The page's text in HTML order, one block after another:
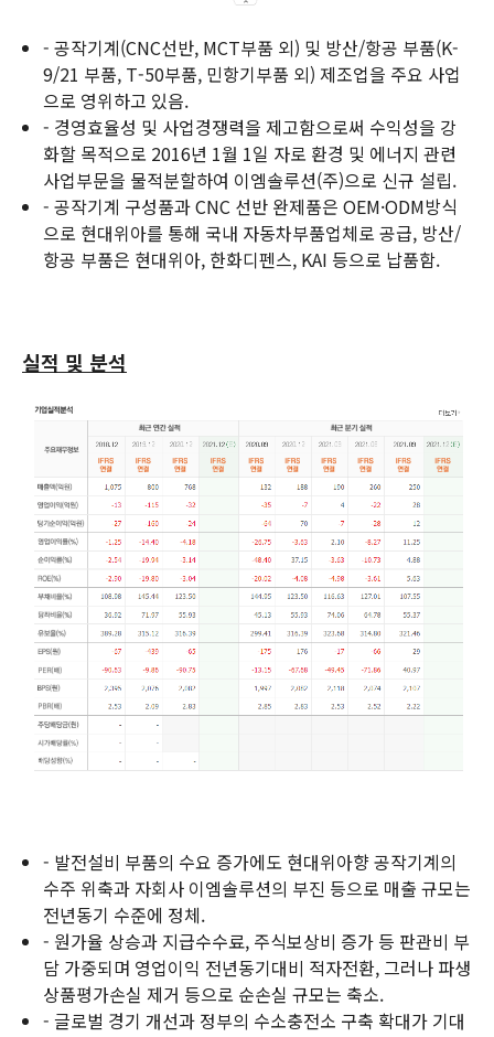
- 공작기계(CNC선반, MCT부품 외) 및 방산/항공 부품(K-
9/21 부품, T-50부품, 민항기부품 외) 제조업을 주요 사업
으로 영위하고 있음.
- 경영효율성 및 사업경쟁력을 제고함으로써 수익성을 강
화할 목적으로 2016년 1월 1일 자로 환경 및 에너지 관련
사업부문을 물적분할하여 이엠솔루션(주)으로 신규 설립.
- 공작기계 구성품과 CNC 선반 완제품은 OEM·ODM방식
으로 현대위아를 통해 국내 자동차부품업체로 공급, 방산/
항공 부품은 현대위아, 한화디펜스, KAI 등으로 납품함.
실적 및 분석
- 발전설비 부품의 수요 증가에도 현대위아향 공작기계의
수주 위축과 자회사 이엠솔루션의 부진 등으로 매출 규모는
전년동기 수준에 정체.
- 원가율 상승과 지급수수료, 주식보상비 증가 등 판관비 부
담 가중되며 영업이익 전년동기대비 적자전환, 그러나 파생
상품평가손실 제거 등으로 순손실 규모는 축소.
- 글로벌 경기 개선과 정부의 수소충전소 구축 확대가 기대